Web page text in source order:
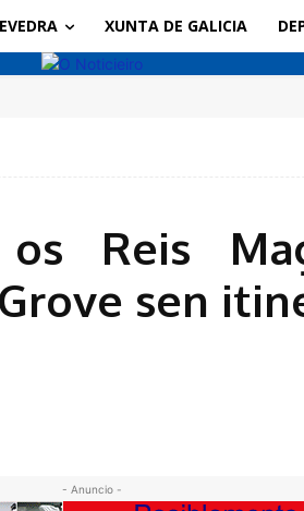
XUNTA DE GALICIA
Reis
sen
- Anuncio -